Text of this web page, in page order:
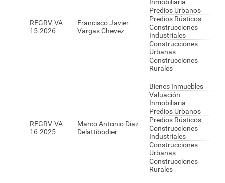
REGRV-VA-
15-2026
Francisco Javier
Vargas Chevez
Predios Urbanos
Predios Rústicos
Construcciones
Industriales
Construcciones
Urbanas
Construcciones
Rurales
REGRV-VA-
16-2025
Marco Antonio Diaz
Delattibodier
Bienes Inmuebles
Valuación
Inmobiliaria
Predios Urbanos
Predios Rústicos
Construcciones
Industriales
Construcciones
Urbanas
Construcciones
Rurales